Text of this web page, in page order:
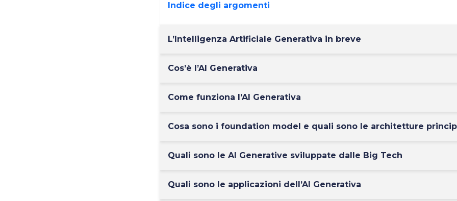
Indice degli argomenti
L’Intelligenza Artificiale Generativa in breve
Cos’è l’AI Generativa
Come funziona l’AI Generativa
Cosa sono i foundation model e quali sono le architetture
Quali sono le AI Generative sviluppate dalle Big Tech
Quali sono le applicazioni dell’AI Generativa